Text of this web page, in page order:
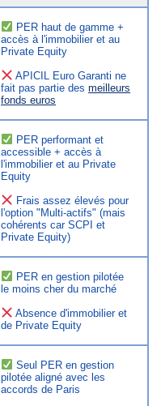
PER haut de gamme +
accès à l'immobilier et au
Private Equity
APICIL Euro Garanti ne
fait pas partie desmeilleurs
fonds euros
PER performant et
accessible + accès à
l'immobilier et au Private
Equity
Frais assez élevés pour
l'option "Multi-actifs" (mais
cohérents car SCPI et
Private Equity)
PER en gestion pilotée
le moins cher du marché
Absence d'immobilier et
de Private Equity
Seul PER en gestion
pilotée aligné avec les
accords de Paris